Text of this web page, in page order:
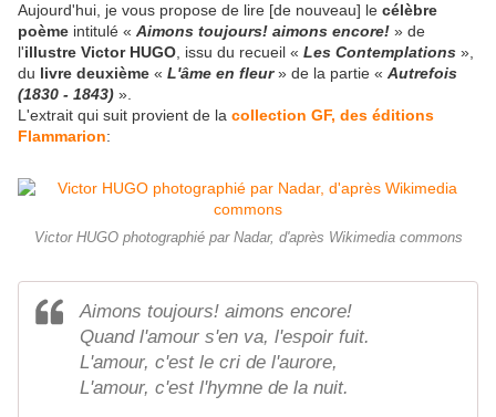
Aujourd'hui, je vous propose de lire [de nouveau] le célèbre
poème intitulé « Aimons toujours! aimons encore! » de
l'illustre Victor HUGO , issu du recueil « Les Contemplations »,
du livre deuxième « L'âme en fleur» de la partie « Autrefois
(1830 - 1843) ».
L'extrait qui suit provient de la collection GF, des éditions
Flammarion:
Victor HUGO photographié par Nadar, d'après Wikimedia commons
Aimons toujours! aimons encore!
Quand l'amour s'en va, l'espoir fuit.
L'amour, c'est le cri de l'aurore,
L'amour, c'est l'hymne de la nuit.